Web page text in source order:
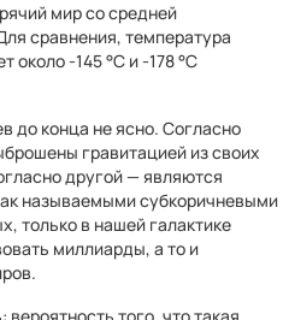
мир со средней
сравнения, температура
около -145 °C и -178 °C
до конца не ясно. Согласно
гравитацией из своих
другой — являются
называемыми субкоричневыми
только в нашей галактике
миллиарды, а то и